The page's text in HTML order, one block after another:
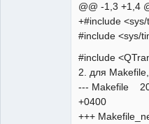
@@ -1,3 +1,4
+#include
#include <sys/
#include
2. для
--- Makefile
+0400
+++